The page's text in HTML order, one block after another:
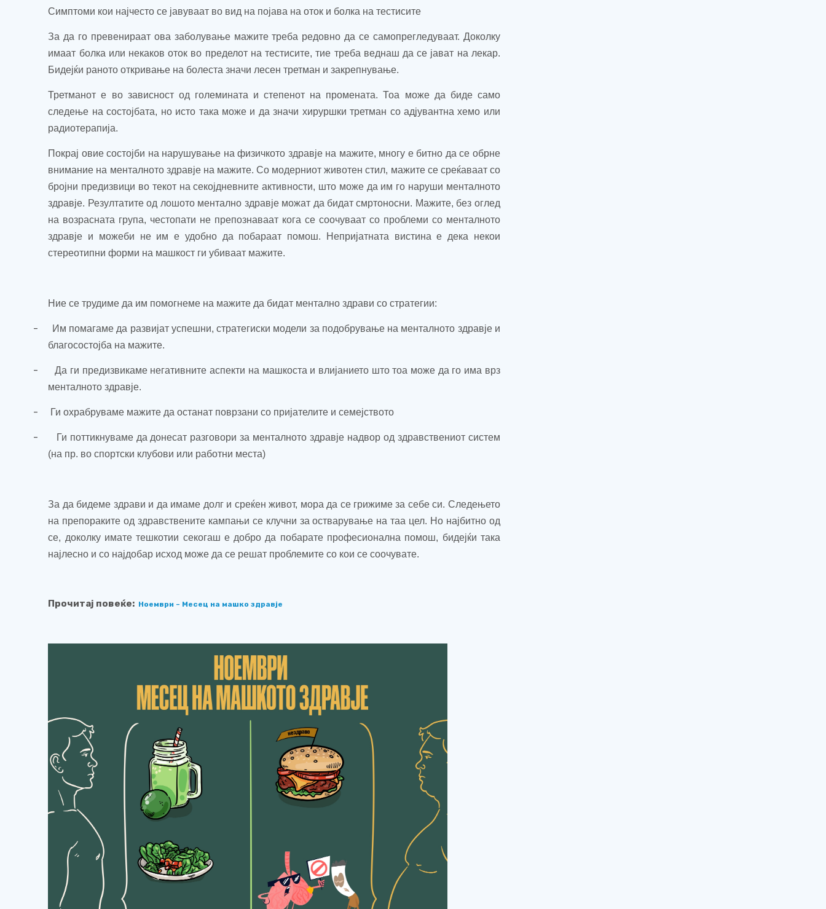
Симптоми кои најчесто се јавуваат во вид на појава на оток и болка на тестисите
За да го превенираат ова заболување мажите треба редовно да се самопрегледуваат. Доколку
имаат болка или некаков оток во пределот на тестисите, тие треба веднаш да се јават на лекар.
Бидејќи раното откривање на болеста значи лесен третман и закрепнување.
Третманот е во зависност од големината и степенот на промената. Тоа може да биде само
следење на состојбата, но исто така може и да значи хируршки третман со адјувантна хемо или
радиотерапија.
Покрај овие состојби на нарушување на физичкото здравје на мажите, многу е битно да се обрне
внимание на менталното здравје на мажите. Со модерниот животен стил, мажите се среќаваат со
бројни предизвици во текот на секојдневните активности, што може да им го наруши менталното
здравје. Резултатите од лошото ментално здравје можат да бидат смртоносни. Мажите, без оглед
на возрасната група, честопати не препознаваат кога се соочуваат со проблеми со менталното
здравје и можеби не им е удобно да побараат помош. Непријатната вистина е дека некои
стереотипни форми на машкост ги убиваат мажите.
Ние се трудиме да им помогнеме на мажите да бидат ментално здрави со стратегии:
-
Им помагаме да развијат успешни, стратегиски модели за подобрување на менталното здравје и
благосостојба на мажите.
-
Да ги предизвикаме негативните аспекти на машкоста и влијанието што тоа може да го има врз
менталното здравје.
- Ги охрабруваме мажите да останат поврзани со пријателите и семејството
-
Ги поттикнуваме да донесат разговори за менталното здравје надвор од здравствениот систем
(на пр. во спортски клубови или работни места)
За да бидеме здрави и да имаме долг и среќен живот, мора да се грижиме за себе си. Следењето
на препораките од здравствените кампањи се клучни за остварување на таа цел. Но најбитно од
се, доколку имате тешкотии секогаш е добро да побарате професионална помош, бидејќи така
најлесно и со најдобар исход може да се решат проблемите со кои се соочувате.
Прочитај повеќе: Ноември – Месец на машко здравје